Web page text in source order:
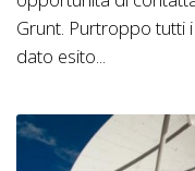
Grunt. Purtroppo tutti
dato esito...